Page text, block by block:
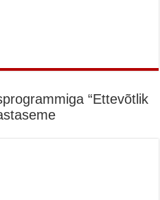
“Ettevõtlik